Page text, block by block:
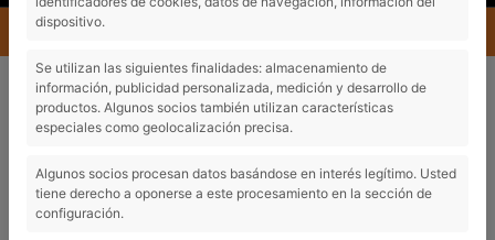
MENÚ
COTXES NOUS CITROËN SUV C3 AIRCROSS HYBRID 145 Ë-DCS PLUS
Previous
dispositivo.
Se utilizan las siguientes finalidades: almacenamiento de
información, publicidad personalizada, medición y desarrollo de
productos. Algunos socios también utilizan características
especiales como geolocalización precisa.
Algunos socios procesan datos basándose en interés legítimo. Usted
tiene derecho a oponerse a este procesamiento en la sección de
configuración.